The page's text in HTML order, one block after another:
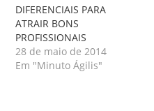
DIFERENCIAIS PARA
ATRAIR BONS
PROFISSIONAIS
28 de maio de 2014
Em "Minuto Ágilis"